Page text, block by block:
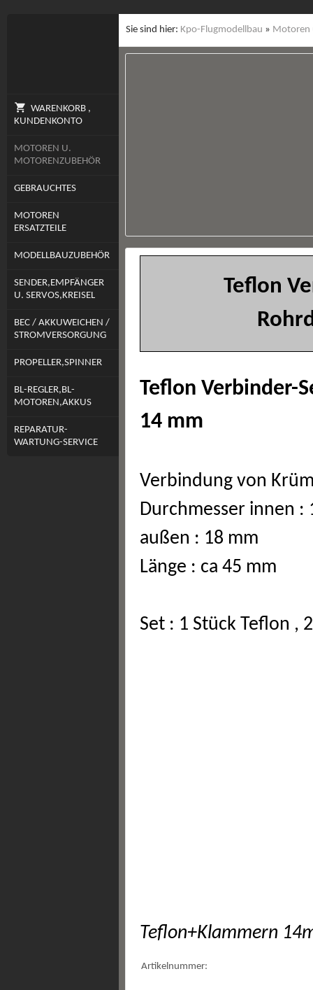
WARENKORB ,
KUNDENKONTO
MOTOREN U.
MOTORENZUBEHÖR
GEBRAUCHTES
MOTOREN
ERSATZTEILE
MODELLBAUZUBEHÖR
SENDER,EMPFÄNGER
U. SERVOS,KREISEL
BEC / AKKUWEICHEN /
STROMVERSORGUNG
PROPELLER,SPINNER
BL-REGLER,BL-
MOTOREN,AKKUS
REPARATUR-
WARTUNG-SERVICE
Sie sind hier: Kpo-Flugmodellbau » Motoren
Teflon
Teflon Verbinder-
14 mm
Verbindung von
Durchmesser innen :
außen : 18 mm
Länge : ca 45 mm
Set : 1 Stück Teflon ,
Teflon+Klammern
Artikelnummer: